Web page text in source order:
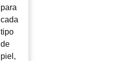
para
cada
tipo
de
piel,